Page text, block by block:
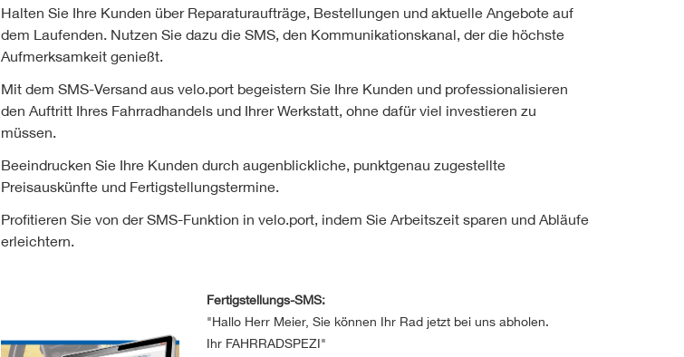
Halten Sie Ihre Kunden über Reparaturaufträge, Bestellungen und aktuelle Angebote auf
dem Laufenden. Nutzen Sie dazu die SMS, den Kommunikationskanal, der die höchste
Aufmerksamkeit genießt.
Mit dem SMS-Versand aus velo.port begeistern Sie Ihre Kunden und professionalisieren
den Auftritt Ihres Fahrradhandels und Ihrer Werkstatt, ohne dafür viel investieren zu
müssen.
Beeindrucken Sie Ihre Kunden durch augenblickliche, punktgenau zugestellte
Preisauskünfte und Fertigstellungstermine.
Profitieren Sie von der SMS-Funktion in velo.port, indem Sie Arbeitszeit sparen und Abläufe
erleichtern.
Fertigstellungs-SMS:
"Hallo Herr Meier, Sie können Ihr Rad jetzt bei uns abholen.
Ihr FAHRRADSPEZI"